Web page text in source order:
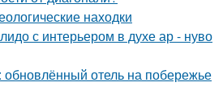
находки
с интерьером в духе ар - нуво
отель на побережье